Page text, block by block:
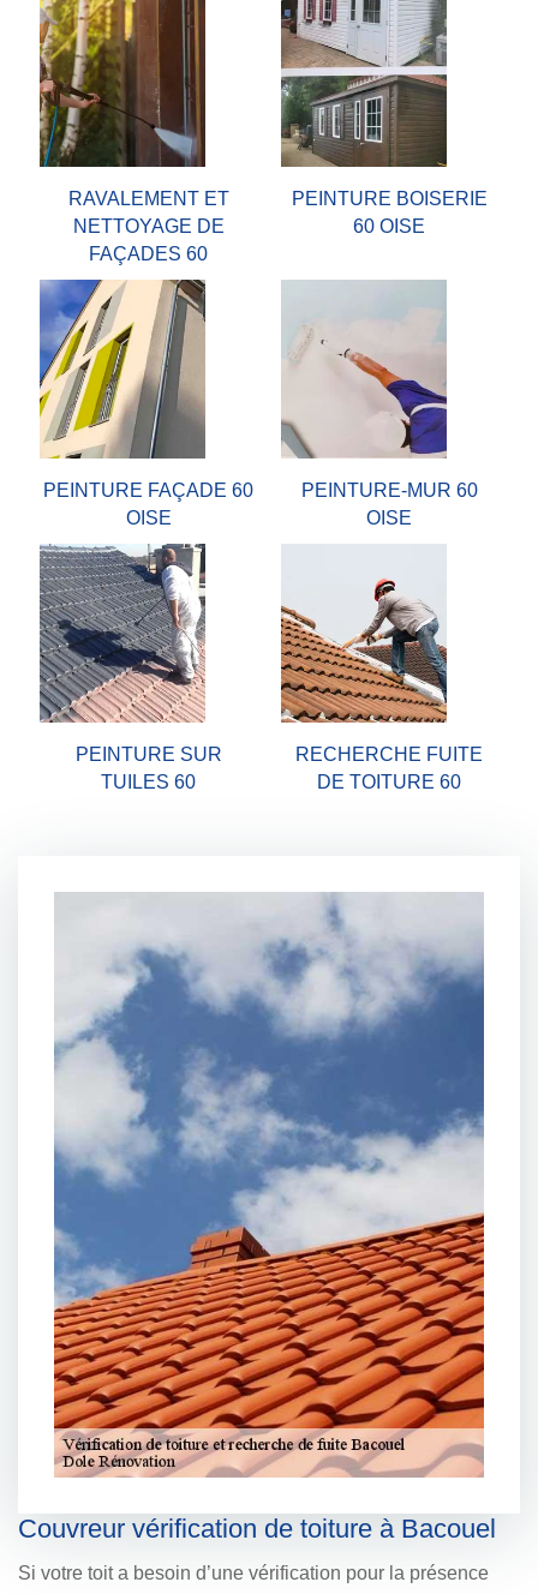
RAVALEMENT ET
NETTOYAGE DE
FAÇADES 60
PEINTURE BOISERIE
60 OISE
PEINTURE FAÇADE 60
OISE
PEINTURE-MUR 60
OISE
PEINTURE SUR
TUILES 60
RECHERCHE FUITE
DE TOITURE 60
Couvreur vérification de toiture à Bacouel
Si votre toit a besoin d’une vérification pour la présence